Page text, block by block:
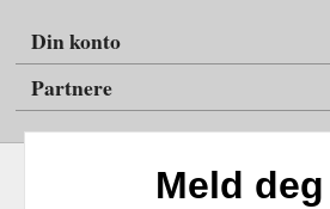
Din konto
Partnere
Meld